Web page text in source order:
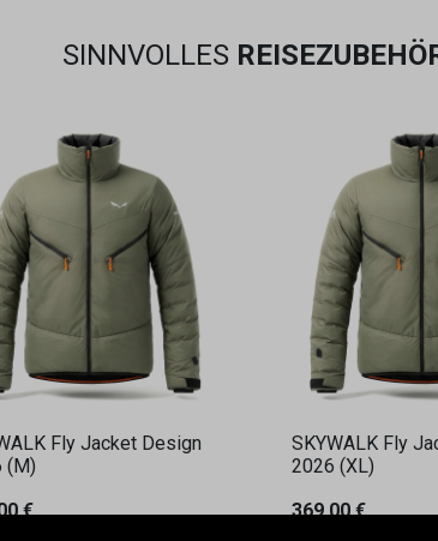
SINNVOLLES
Fly Jacket Design
(M)
€
SKYWALK Fly
2026 (XL)
369,00€